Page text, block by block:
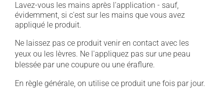
Lavez-vous les mains après l'application - sauf,
évidemment, si c'est sur les mains que vous avez
appliqué le produit.
Ne laissez pas ce produit venir en contact avec les
yeux ou les lèvres. Ne l'appliquez pas sur une peau
blessée par une coupure ou une éraflure.
En règle générale, on utilise ce produit une fois par jour.